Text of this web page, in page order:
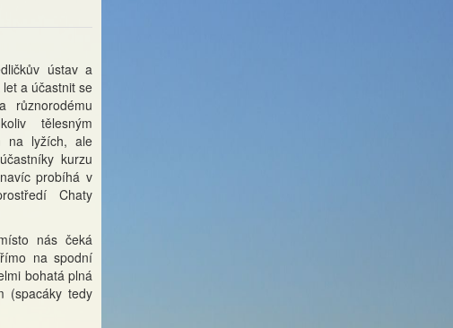
ústav a
a účastnit se
různorodému
tělesným
na lyžích, ale
kurzu
probíhá v
Chaty
nás čeká
na spodní
bohatá plná
(spacáky tedy